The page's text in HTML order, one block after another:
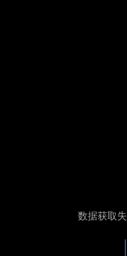
数据获取